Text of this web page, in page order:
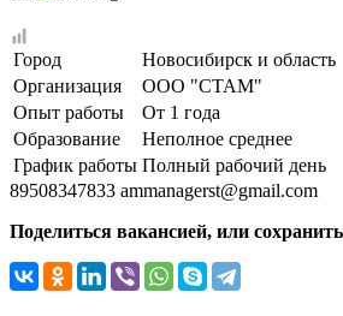
Город
Новосибирск и область
Организация
ООО "СТАМ"
Опыт работы
От 1 года
Образование
Неполное среднее
График работы Полный рабочий день
89508347833 ammanagerst@gmail.com
Поделиться вакансией, или сохранить